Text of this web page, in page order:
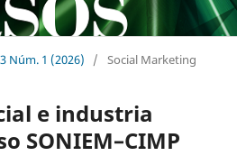
Núm. 1 (2026) / Social Marketing
e industria
SONIEM–CIMP